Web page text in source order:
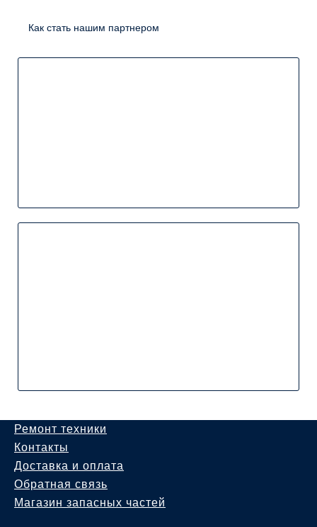
Как стать нашим партнером
Ремонт техники
Контакты
Доставка и оплата
Обратная связь
Магазин запасных частей